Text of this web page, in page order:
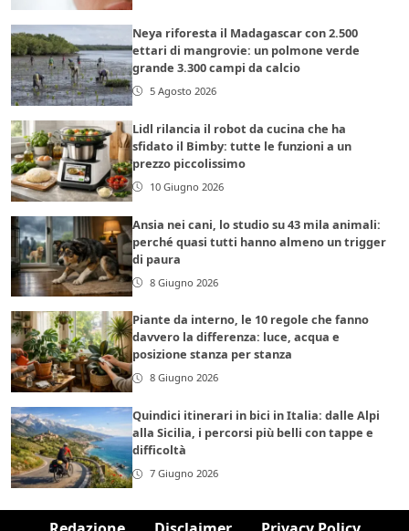
Neya riforesta il Madagascar con 2.500
ettari di mangrovie: un polmone verde
grande 3.300 campi da calcio
5 Agosto 2026
Lidl rilancia il robot da cucina che ha
sfidato il Bimby: tutte le funzioni a un
prezzo piccolissimo
10 Giugno 2026
Ansia nei cani, lo studio su 43 mila animali:
perché quasi tutti hanno almeno un trigger
di paura
8 Giugno 2026
Piante da interno, le 10 regole che fanno
davvero la differenza: luce, acqua e
posizione stanza per stanza
8 Giugno 2026
Quindici itinerari in bici in Italia: dalle Alpi
alla Sicilia, i percorsi più belli con tappe e
difficoltà
7 Giugno 2026